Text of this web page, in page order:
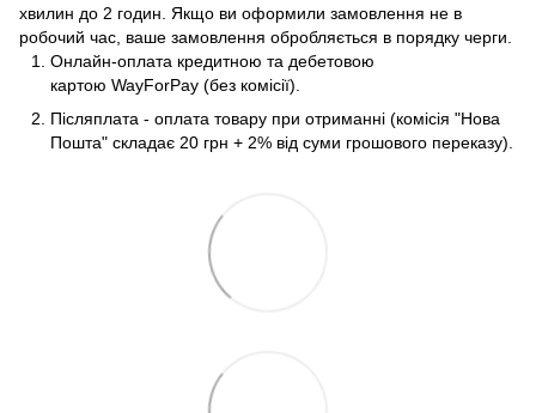
хвилин до 2 годин. Якщо ви оформили замовлення не в
робочий час, ваше замовлення обробляється в порядку черги.
Онлайн-оплата кредитною та дебетовою
картою WayForPay (без комісії).
Післяплата - оплата товару при отриманні (комісія "Нова
Пошта" складає 20 грн + 2% від суми грошового переказу).